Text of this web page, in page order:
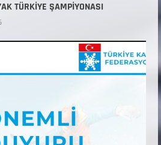
TÜRKİYE ŞAMPİYONASI